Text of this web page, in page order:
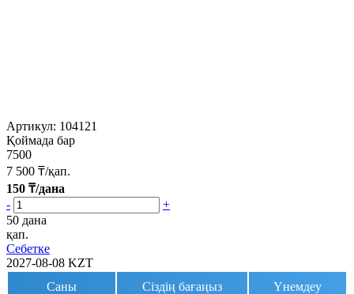
Артикул: 104121
Қоймада бар
7500
7 500 ₸/қап.
150 ₸/дана
-
+
50 дана
қап.
Себетке
2027-08-08 KZT
Саны
Сіздің бағаңыз Үнемдеу